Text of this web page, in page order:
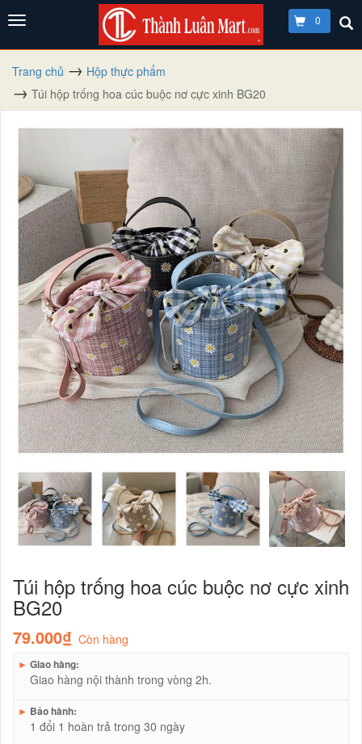
0
Trang chủ
Hộp thực phẩm
Túi hộp trống hoa cúc buộc nơ cực xinh BG20
Túi hộp trống hoa cúc buộc nơ cực xinh
BG20
79.000₫ Còn hàng
► Giao hàng:
Giao hàng nội thành trong vòng 2h.
► Bảo hành:
1 đổi 1 hoàn trả trong 30 ngày